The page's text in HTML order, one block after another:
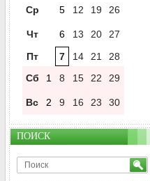
Ср 5 12 19 26
Чт 6 13 20
27
Пт
7 14 21
28
Сб
1 8 15 22 29
Вс 2 9 16 23 30
ПОИСК